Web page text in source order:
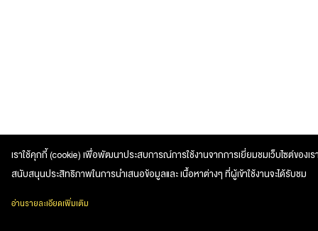
เราใช้คุกกี้ (cookie) เพื่อพัฒนาประสบการณ์การใช้งานจากการเยี่ยมชมเว็บไซต์ของเร
สนับสนุนประสิทธิภาพในการนำเสนอข้อมูลและ เนื้อหาต่างๆ ที่ผู้เข้าใช้งานจะได้รับชม
อ่านรายละเอียดเพิ่มเติม